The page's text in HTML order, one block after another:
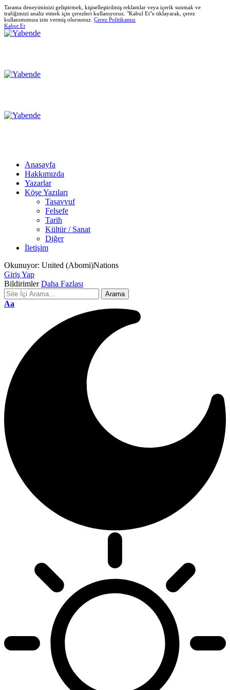
Tarama deneyiminizi geliştirmek, kişiselleştirilmiş reklamlar veya içerik sunmak ve
trafiğimizi analiz etmek için çerezleri kullanıyoruz. "Kabul Et"e tıklayarak, çerez
kullanımımıza izin vermiş olursunuz. Çerez Politikamız
Kabut Et
Anasayfa
Hakkımızda
Yazarlar
Köşe Yazıları
Tasavvuf
Felsefe
Tarih
Kültür / Sanat
Diğer
İletişim
Okunuyor: United (Abomi)Nations
Giriş Yap
Bildirimler Daha Fazlası
Font
Aa